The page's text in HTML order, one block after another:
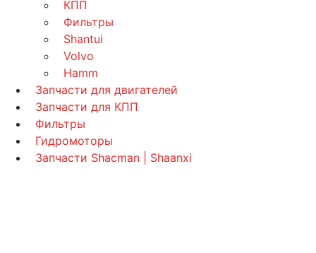
КПП
Фильтры
Shantui
Volvo
Hamm
Запчасти для двигателей
Запчасти для КПП
Фильтры
Гидромоторы
Запчасти Shacman | Shaanxi